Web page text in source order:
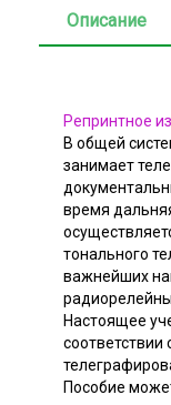
Описание
Репринтное
В общей
занимает
время
тонального
важнейших
Настоящее
соответствии
Пособие